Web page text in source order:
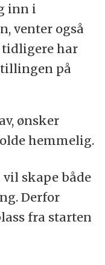
inn i
venter også
tidligere har
på
ønsker
hemmelig.
skape både
Derfor
fra starten